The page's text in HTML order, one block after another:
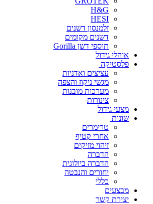
H&G
HESI
זלמנסון דשנים
דשנים מקומים
תוספי דשן Gorilla
אוהלי גידול
פלסטיקה
עציצים ואדניות
מגשי ניקוז והצפה
מערכות מובנות
צינורות
מצעי גידול
שונות
טרימרים
אחרי קטיף
זיהוי מזיקים
הדברה
הדברה ביולוגית
יחורים והנבטה
כללי
מבצעים
יצירת קשר